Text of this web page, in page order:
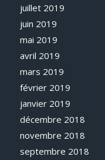
juillet 2019
juin 2019
mai 2019
avril 2019
mars 2019
février 2019
janvier 2019
décembre 2018
novembre 2018
septembre 2018